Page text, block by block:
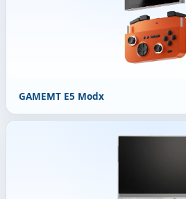
GAMEMT E5 Modx